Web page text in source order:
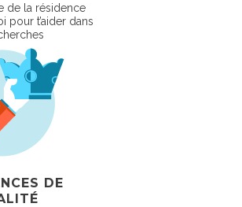
de la résidence
pour t’aider dans
DE